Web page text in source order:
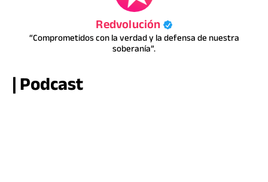
Redvolución
“Comprometidos con la verdad y la defensa de nuestra
soberanía”.
| Podcast